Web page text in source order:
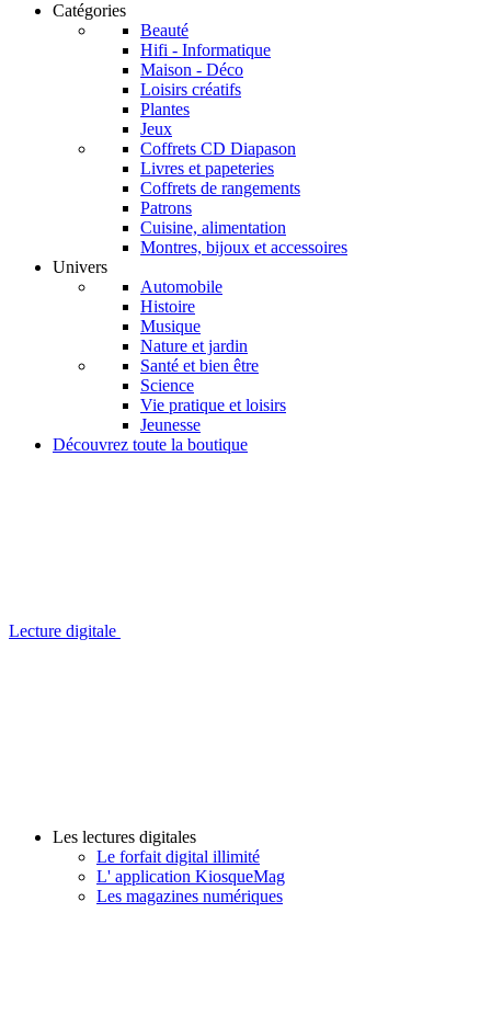
Catégories
Beauté
Hifi - Informatique
Maison - Déco
Loisirs créatifs
Plantes
Jeux
Coffrets CD Diapason
Livres et papeteries
Coffrets de rangements
Patrons
Cuisine, alimentation
Montres, bijoux et accessoires
Univers
Automobile
Histoire
Musique
Nature et jardin
Santé et bien être
Science
Vie pratique et loisirs
Jeunesse
Découvrez toute la boutique
Lecture digitale
Les lectures digitales
Le forfait digital illimité
L' application KiosqueMag
Les magazines numériques